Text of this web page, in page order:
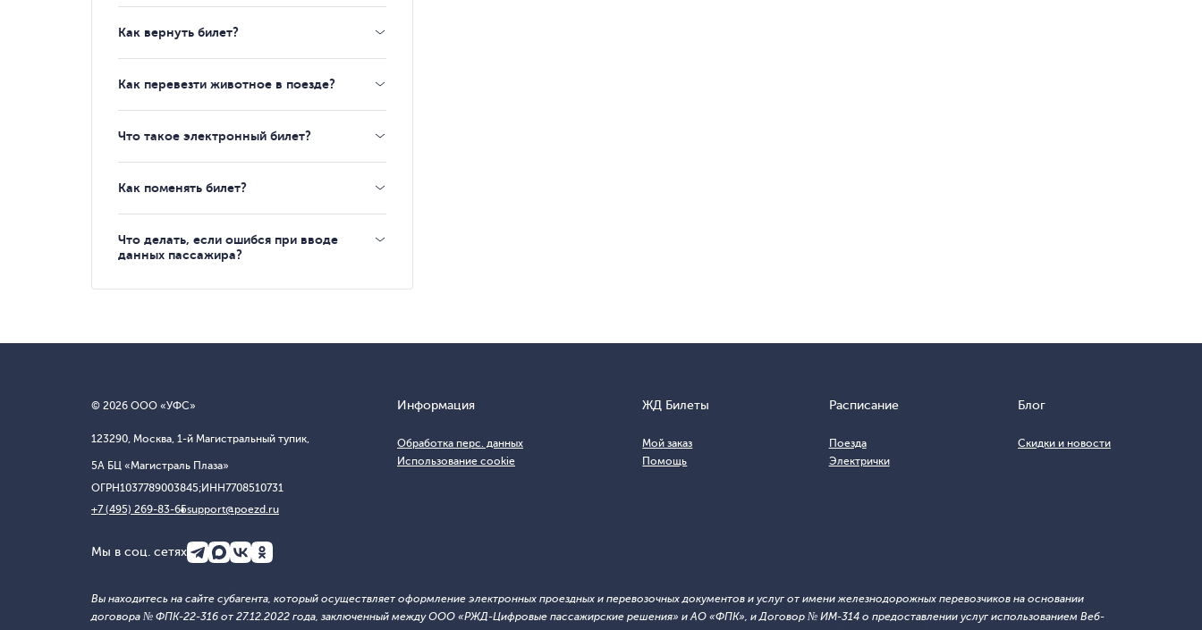
Как вернуть билет?
Как перевезти животное в поезде?
Что такое электронный билет?
Как поменять билет?
Что делать, если ошибся при вводе
данных пассажира?
© 2026 ООО «УФС»
123290, Москва, 1-й Магистральный тупик,
5А БЦ «Магистраль Плаза»
ОГРН1037789003845;ИНН7708510731
+7 (495) 269-83-65support@poezd.ru
Информация
Обработка перс. данных
Использование cookie
ЖД Билеты
Мой заказ
Помощь
Расписание
Поезда
Электрички
Блог
Скидки и новости
Мы в соц. сетях
Вы находитесь на сайте субагента, который осуществляет оформление электронных проездных и перевозочных документов и услуг от имени железнодорожных перевозчиков на основании
договора № ФПК-22-316 от 27.12.2022 года, заключенный между ООО «РЖД-Цифровые пассажирские решения» и АО «ФПК», и Договор № ИМ-314 о предоставлении услуг использованием Веб-